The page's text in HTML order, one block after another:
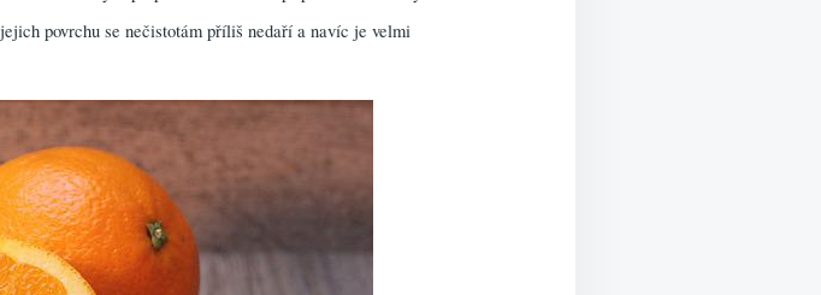
povrchu se nečistotám příliš nedaří a navíc je velmi